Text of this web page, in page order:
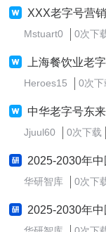
XXX老字号营
Mstuart0 0次下
上海餐饮业老
Heroes15 0次下
中华老字号东
Jjuul60 0次下载
2025-2030年中国老字
华研智库 0次下
2025-2030年中国老字